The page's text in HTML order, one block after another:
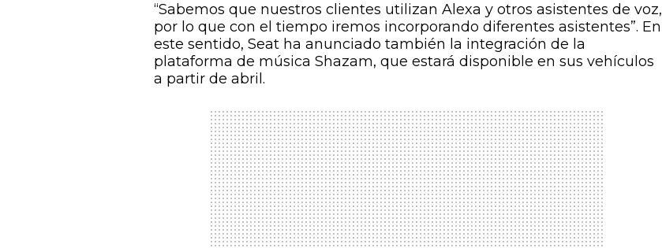
“Sabemos que nuestros clientes utilizan Alexa y otros asistentes de voz,
por lo que con el tiempo iremos incorporando diferentes asistentes”. En
este sentido, Seat ha anunciado también la integración de la
plataforma de música Shazam, que estará disponible en sus vehículos
a partir de abril.